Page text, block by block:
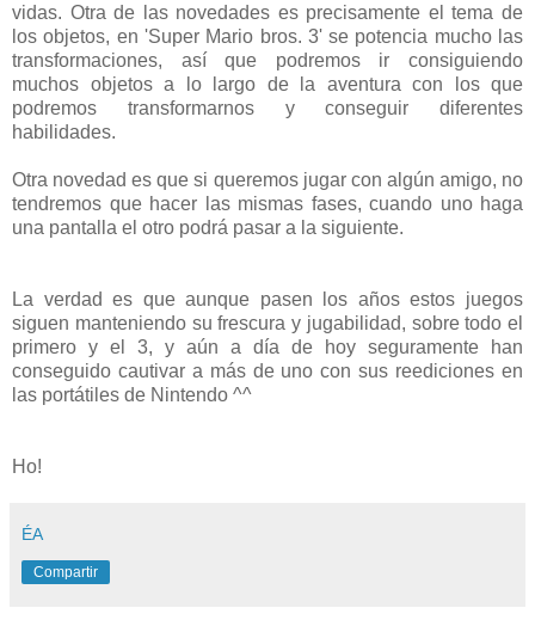
vidas. Otra de las novedades es precisamente el tema de
los objetos, en 'Super Mario bros. 3' se potencia mucho las
transformaciones, así que podremos ir consiguiendo
muchos objetos a lo largo de la aventura con los que
podremos transformarnos y conseguir diferentes
habilidades.
Otra novedad es que si queremos jugar con algún amigo, no
tendremos que hacer las mismas fases, cuando uno haga
una pantalla el otro podrá pasar a la siguiente.
La verdad es que aunque pasen los años estos juegos
siguen manteniendo su frescura y jugabilidad, sobre todo el
primero y el 3, y aún a día de hoy seguramente han
conseguido cautivar a más de uno con sus reediciones en
las portátiles de Nintendo ^^
Ho!
ÉA
Compartir